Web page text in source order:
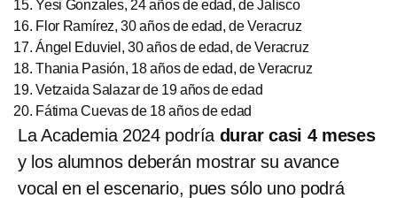
Yesi Gonzales, 24 años de edad, de Jalisco
Flor Ramírez, 30 años de edad, de Veracruz
Ángel Eduviel, 30 años de edad, de Veracruz
Thania Pasión, 18 años de edad, de Veracruz
Vetzaida Salazar de 19 años de edad
Fátima Cuevas de 18 años de edad
La Academia 2024 podría durar casi 4 meses
y los alumnos deberán mostrar su avance
vocal en el escenario, pues sólo uno podrá